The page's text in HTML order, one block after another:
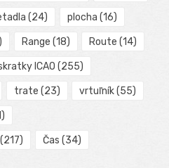
(24) plocha (16)
Range (18) Route (14)
ICAO (255)
trate (23) vrtuľník(55)
(217) Čas (34)